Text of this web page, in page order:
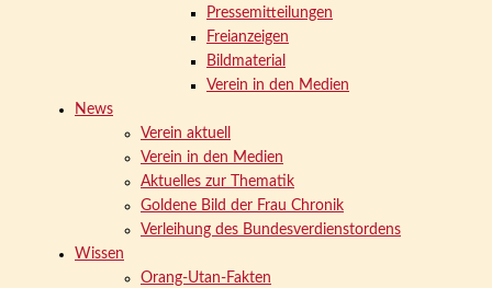
Pressemitteilungen
Freianzeigen
Bildmaterial
Verein in den Medien
News
Verein aktuell
Verein in den Medien
Aktuelles zur Thematik
Goldene Bild der Frau Chronik
Verleihung des Bundesverdienstordens
Wissen
Orang-Utan-Fakten